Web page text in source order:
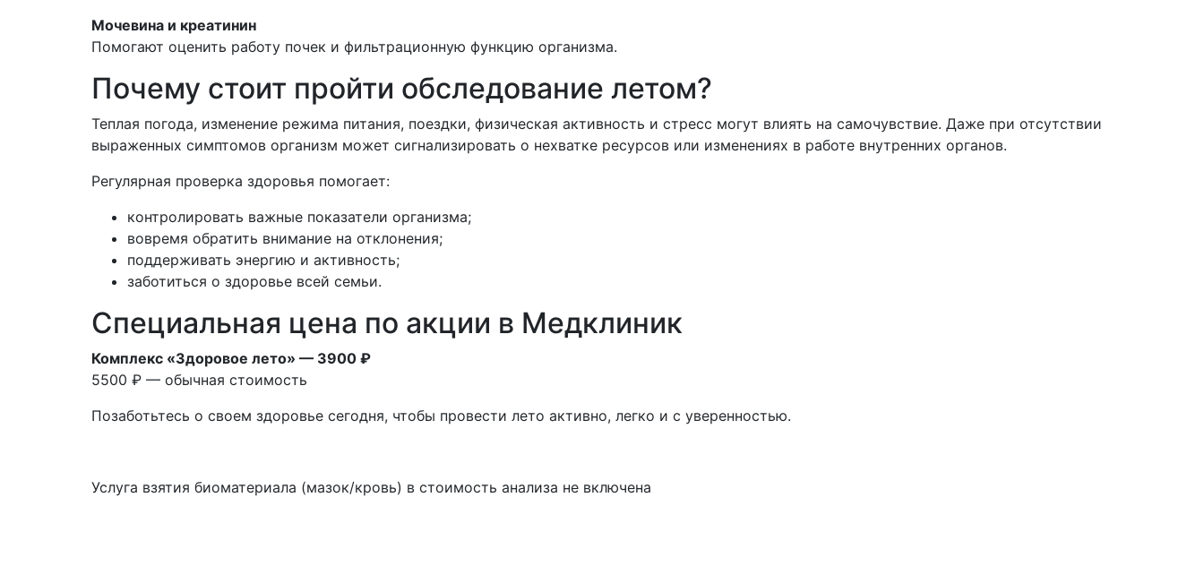
Мочевина и креатинин
Помогают оценить работу почек и фильтрационную функцию организма.
Почему стоит пройти обследование летом?
Теплая погода, изменение режима питания, поездки, физическая активность и стресс могут влиять на самочувствие. Даже при отсутствии
выраженных симптомов организм может сигнализировать о нехватке ресурсов или изменениях в работе внутренних органов.
Регулярная проверка здоровья помогает:
контролировать важные показатели организма;
вовремя обратить внимание на отклонения;
поддерживать энергию и активность;
заботиться о здоровье всей семьи.
Специальная цена по акции в Медклиник
Комплекс «Здоровое лето» — 3900 ₽
5500 ₽ — обычная стоимость
Позаботьтесь о своем здоровье сегодня, чтобы провести лето активно, легко и с уверенностью.
Услуга взятия биоматериала (мазок/кровь) в стоимость анализа не включена